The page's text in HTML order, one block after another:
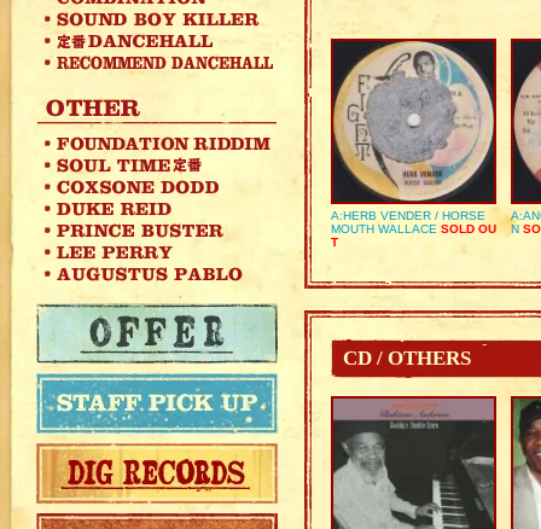
A:HERB VENDER / HORSE
MOUTH WALLACE SOLD OU
T
N
CD / OTHERS